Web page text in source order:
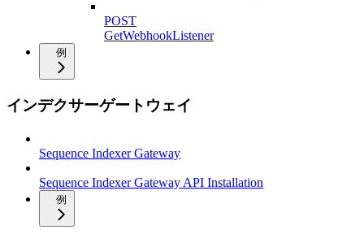
POST
GetWebhookListener
例
インデクサーゲートウェイ
Sequence Indexer Gateway
Sequence Indexer Gateway API Installation
例